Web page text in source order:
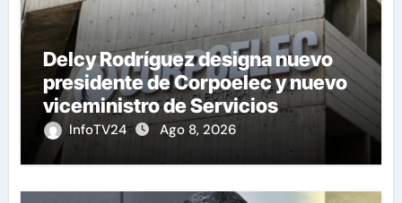
Delcy Rodríguez designa nuevo
presidente de Corpoelec y nuevo
viceministro de Servicios
Eléctricos
InfoTV24 Ago 8, 2026